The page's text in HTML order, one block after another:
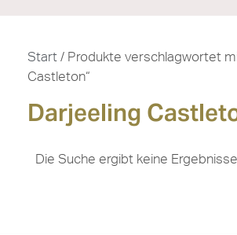
Start / Produkte verschlagwortet
Castleton“
Darjeeling
Die Suche ergibt keine